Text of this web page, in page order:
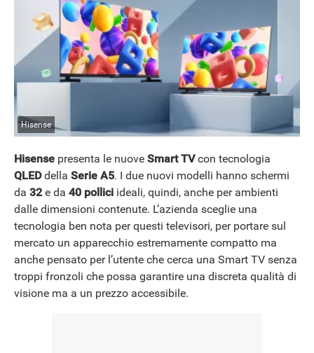
NEWS
Hisense
Hisense presenta le nuove Smart TVcon tecnologia
QLEDdella Serie A5. I due nuovi modelli hanno schermi
da 32e da 40 pollici ideali, quindi, anche per ambienti
dalle dimensioni contenute. L’azienda sceglie una
tecnologia ben nota per questi televisori, per portare sul
mercato un apparecchio estremamente compatto ma
anche pensato per l’utente che cerca una Smart TV senza
troppi fronzoli che possa garantire una discreta qualità di
visione ma a un prezzo accessibile.